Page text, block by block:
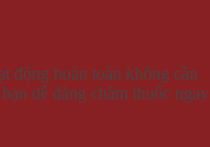
động hoàn toàn không cần
dễ dàng châm thuốc ngay